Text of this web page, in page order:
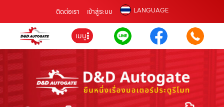
ติดต่อเรา เข้าสู่ระบบ LANGUAGE
เมนู